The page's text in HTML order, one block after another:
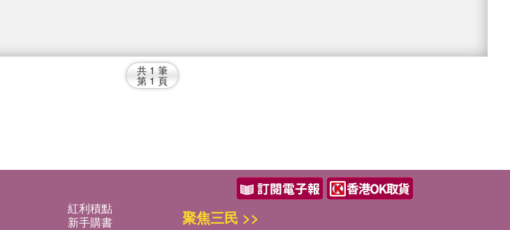
共 1 筆
第 1 頁
紅利積點
新手購書
聚焦三民 >>